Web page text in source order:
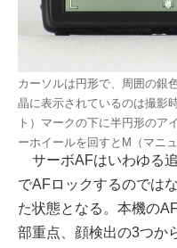
カーソルは円形で、周囲の銀
晶に表示されているのは撮影
ト）マークの下に半円形のア
ーホイールを回すとM（マニ
サーボAFはいわゆる
でAFロックするのでは
た状態となる。本機の
部重点、顔検出の3つか